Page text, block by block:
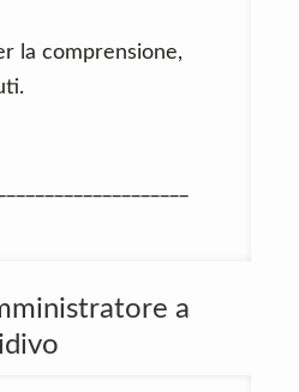
la comprensione,
a